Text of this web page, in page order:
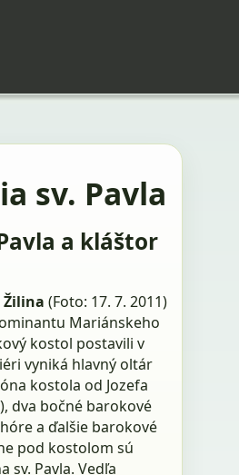
sv. Pavla
a kláštor
Žilina (Foto: 17. 7. 2011)
Mariánskeho
kostol postavili v
vyniká hlavný oltár
kostola od Jozefa
dva bočné barokové
a ďalšie barokové
pod kostolom sú
sv. Pavla. Vedľa